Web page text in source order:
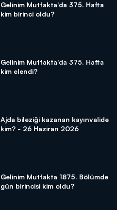
Gelinim Mutfakta'da 375. Hafta
kim birinci oldu?
Gelinim Mutfakta'da 375. Hafta
kim elendi?
Ajda bileziği kazanan kayınvalide
kim? - 26 Haziran 2026
Gelinim Mutfakta 1875. Bölümde
gün birincisi kim oldu?